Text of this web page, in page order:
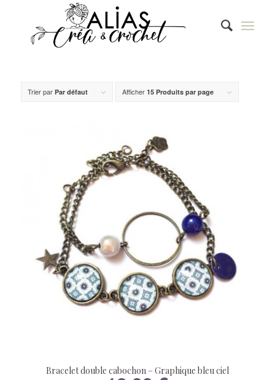
Trier par Par défaut Afficher 15 Produits par page
Bracelet double cabochon – Graphique bleu ciel